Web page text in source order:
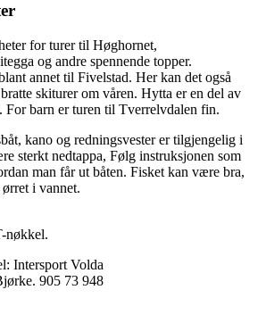
for turer til Høghornet,
og andre spennende topper.
annet til Fivelstad. Her kan det også
skiturer om våren. Hytta er en del av
barn er turen til Tverrelvdalen fin.
kano og redningsvester er tilgjengelig i
sterkt nedtappa, Følg instruksjonen som
man får ut båten. Fisket kan være bra,
i vannet.
nøkkel.
Intersport Volda
905 73 948